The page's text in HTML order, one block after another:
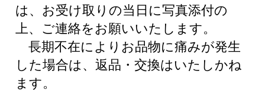
は、お受け取りの当日に写真添付の
上、ご連絡をお願いいたします。
長期不在によりお品物に痛みが発生
した場合は、返品・交換はいたしかね
ます。